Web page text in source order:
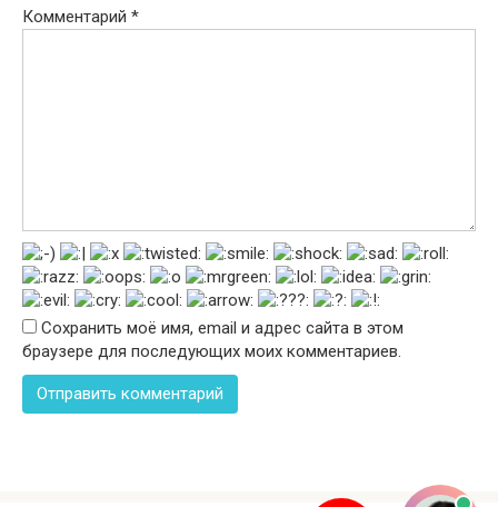
Комментарий *
Сохранить моё имя, email и адрес сайта в этом
браузере для последующих моих комментариев.